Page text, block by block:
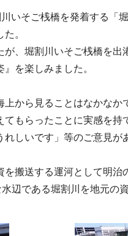
いそご桟橋を発着する「
。
、堀割川いそご桟橋を
を楽しみました。
から見ることはなかな
もらったことに実感を
しいです」等のご意見が
搬送する運河として明
辺である堀割川を地元